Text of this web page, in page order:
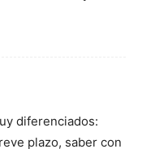
diferenciados:
plazo, saber con